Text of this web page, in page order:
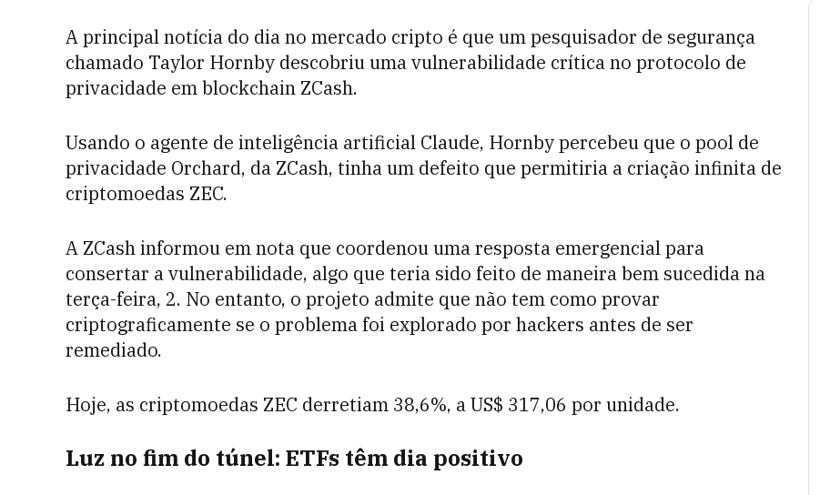
A principal notícia do dia no mercado cripto é que um pesquisador de segurança
chamado Taylor Hornby descobriu uma vulnerabilidade crítica no protocolo de
privacidade em blockchain ZCash.
Usando o agente de inteligência artificial Claude, Hornby percebeu que o pool de
privacidade Orchard, da ZCash, tinha um defeito que permitiria a criação infinita de
criptomoedas ZEC.
A ZCash informou em nota que coordenou uma resposta emergencial para
consertar a vulnerabilidade, algo que teria sido feito de maneira bem sucedida na
terça-feira, 2. No entanto, o projeto admite que não tem como provar
criptograficamente se o problema foi explorado por hackers antes de ser
remediado.
Hoje, as criptomoedas ZEC derretiam 38,6%, a US$ 317,06 por unidade.
Luz no fim do túnel: ETFs têm dia positivo